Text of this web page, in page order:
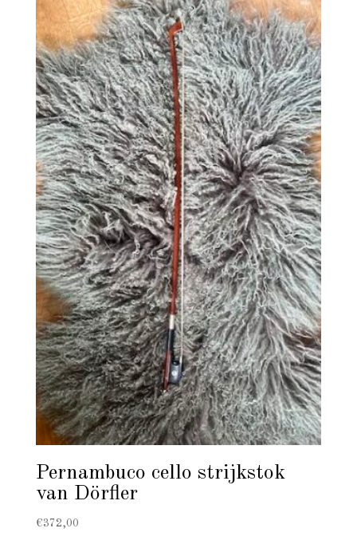
Pernambuco cello strijkstok
van Dörfler
€372,00